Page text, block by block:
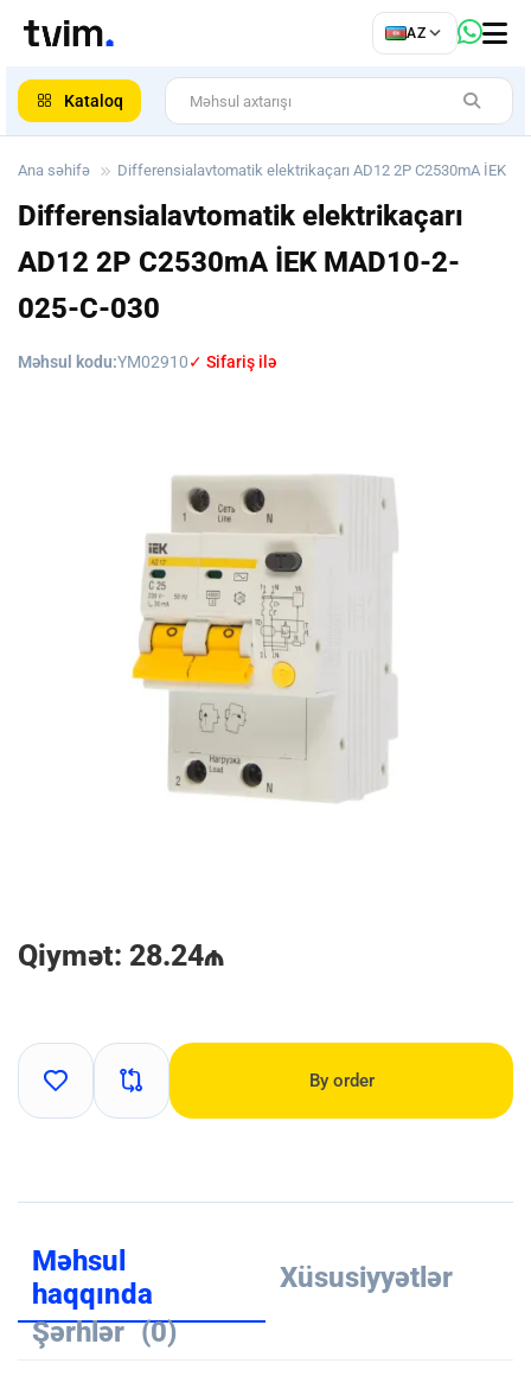
AZ
Kataloq
Ana səhifə Differensialavtomatik elektrikaçarı АD12 2Р C2530mА İEK
Differensialavtomatik elektrikaçarı
АD12 2Р C2530mА İEK MAD10-2-
025-C-030
Məhsul kodu:YM02910✓ Sifariş ilə
Qiymət: 28.24₼
By order
Məhsul
haqqında
Xüsusiyyətlər
Şərhlər (0)